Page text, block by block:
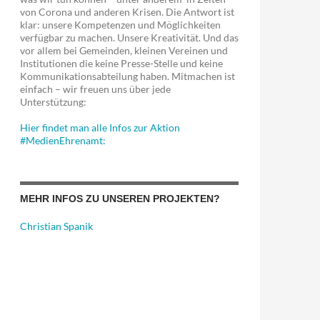
Ausbau?
von Corona und anderen Krisen. Die Antwort ist
klar: unsere Kompetenzen und Möglichkeiten
verfügbar zu machen. Unsere Kreativität. Und das
vor allem bei Gemeinden, kleinen Vereinen und
Institutionen die keine Presse-Stelle und keine
Kommunikationsabteilung haben. Mitmachen ist
einfach – wir freuen uns über jede
Unterstützung:
Hier findet man alle Infos zur Aktion
#MedienEhrenamt:
MEHR INFOS ZU UNSEREN PROJEKTEN?
Christian Spanik